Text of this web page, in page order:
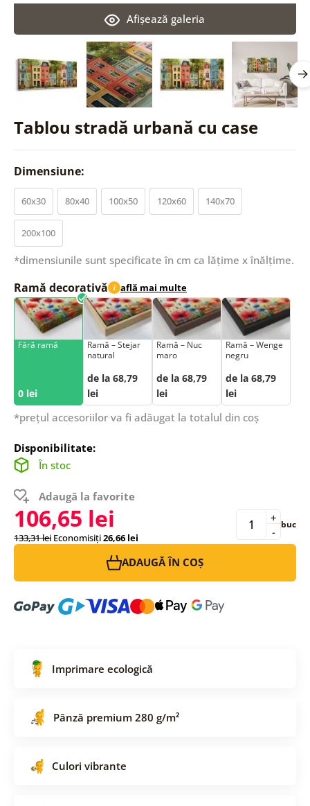
Tablou stradă urbană cu case
Afişează galeria
Dimensiune:
60x30 80x40 100x50 120x60 140x70
200x100
*dimensiunile sunt specificate în cm ca lățime x înălțime.
Ramă decorativă i află mai multe
Fără ramă
0 lei
Ramă – Stejar
natural
de la 68,79
lei
Ramă – Nuc
maro
de la 68,79
lei
Ramă – Wenge
negru
de la 68,79
lei
*prețul accesoriilor va fi adăugat la totalul din coș
Disponibilitate:
În stoc
Adaugă la favorite
106,65 lei
133,31 lei Economisiți26,66 lei -
+ buc
ADAUGĂ ÎN COȘ
Imprimare ecologică
Pânză premium 280 g/m²
Culori vibrante